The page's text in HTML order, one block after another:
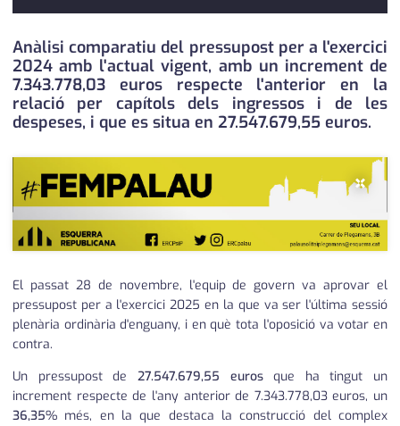
societat
successos
editorial
Anàlisi comparatiu del pressupost per a l'exercici
2024 amb l'actual vigent, amb un increment de
7.343.778,03 euros respecte l'anterior en la
relació per capítols dels ingressos i de les
despeses, i que es situa en 27.547.679,55 euros.
×
El passat 28 de novembre, l'equip de govern va aprovar el
pressupost per a l'exercici 2025 en la que va ser l'última sessió
plenària ordinària d'enguany, i en què tota l'oposició va votar en
contra.
Un pressupost de 27.547.679,55 eurosque ha tingut un
increment respecte de l'any anterior de 7.343.778,03 euros, un
36,35% més, en la que destaca la construcció del complex